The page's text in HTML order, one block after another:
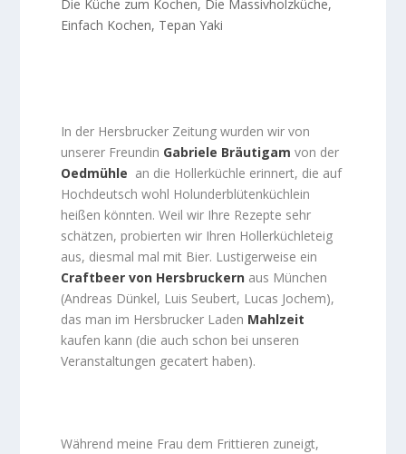
Die Küche zum Kochen, Die Massivholzküche,
Einfach Kochen, Tepan Yaki
In der Hersbrucker Zeitung wurden wir von
unserer Freundin Gabriele Bräutigam von der
Oedmühle an die Hollerküchle erinnert, die auf
Hochdeutsch wohl Holunderblütenküchlein
heißen könnten. Weil wir Ihre Rezepte sehr
schätzen, probierten wir Ihren Hollerküchleteig
aus, diesmal mal mit Bier. Lustigerweise ein
Craftbeer von Hersbruckern aus München
(Andreas Dünkel, Luis Seubert, Lucas Jochem),
das man im Hersbrucker Laden Mahlzeit
kaufen kann (die auch schon bei unseren
Veranstaltungen gecatert haben).
Während meine Frau dem Frittieren zuneigt,